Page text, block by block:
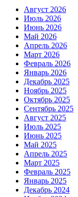
Август 2026
Июль 2026
Июнь 2026
Май 2026
Апрель 2026
Март 2026
Февраль 2026
Январь 2026
Декабрь 2025
Ноябрь 2025
Октябрь 2025
Сентябрь 2025
Август 2025
Июль 2025
Июнь 2025
Май 2025
Апрель 2025
Март 2025
Февраль 2025
Январь 2025
Декабрь 2024